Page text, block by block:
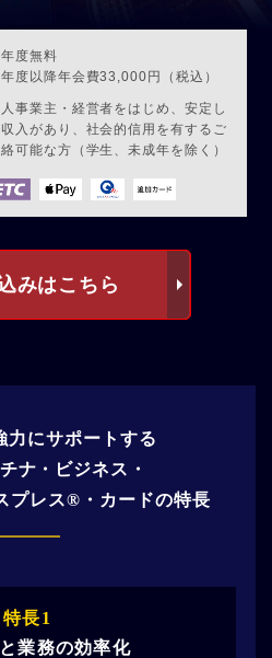
度無料
度以降年会費33,000円（税込）
事業主・経営者をはじめ、安定し
入があり、社会的信用を有するご
可能な方（学生、未成年を除く）
みはこちら
力にサポートする
ナ・ビジネス・
プレス®・カードの特長
特長1
業務の効率化